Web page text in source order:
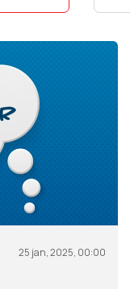
25 jan, 2025, 00:00